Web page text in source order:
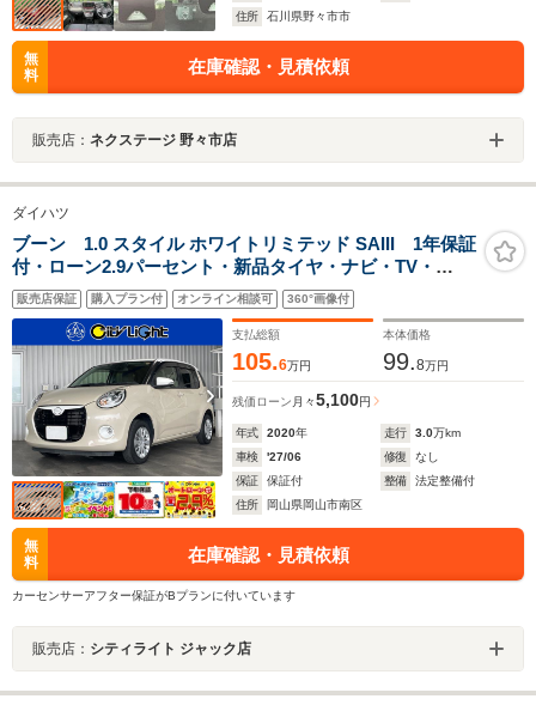
住所
石川県野々市市
無
料
在庫確認・見積依頼
販売店： ネクステージ 野々市店
ダイハツ
ブーン 1.0 スタイル ホワイトリミテッド SAIII 1年保証
付・ローン2.9パーセント・新品タイヤ・ナビ・TV・
CD・DVD・Bluetooth・パノラマモニター・スマートア
シスト・アイドリングストップ・クリアランスソナー・
LEDオートライト・フォグ・オートハイビーム・ETC
販売店保証 購入プラン付 オンライン相談可 360°画像付
支払総額
105.6万円
本体価格
99.8万円
残価ローン 月々5,100円
年式 2020年 走行 3.0万km
車検
'27/06 修復
なし
保証
保証付 整備
法定整備付
住所
岡山県岡山市南区
無
料
在庫確認・見積依頼
カーセンサーアフター保証がBプランに付いています
販売店： シティライト ジャック店